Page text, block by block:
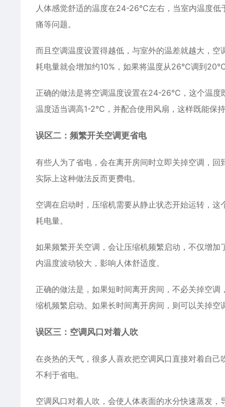
人体感觉舒适的温度在24-26℃左右，当室内温度低
痛等问题。
而且空调温度设置得越低，与室外的温差就越大，
耗电量就会增加约10%，如果将温度从26℃调到20℃
正确的做法是将空调温度设置在24-26℃，这个温度
温度适当调高1-2℃，并配合使用风扇，这样既能保持
误区二：频繁开关空调更省电
有些人为了省电，会在离开房间时立即关掉空调，
实际上这种做法反而更费电。
空调在启动时，压缩机需要从静止状态开始运转，
耗电量。
如果频繁开关空调，会让压缩机频繁启动，不仅增
内温度波动较大，影响人体舒适度。
正确的做法是，如果短时间离开房间，不必关掉空
缩机频繁启动。如果长时间离开房间，则可以关掉空
误区三：空调风口对着人吹
在炎热的天气，很多人喜欢把空调风口直接对着自
不利于省电。
空调风口对着人吹，会使人体表面的水分快速蒸发